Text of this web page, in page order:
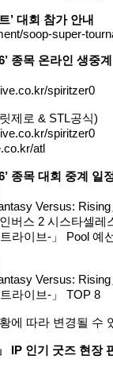
’ 대회 참가 안내
soop-super-
종목 온라인 생중
spiritzer0
제로 & STL공식)
spiritzer0
atl
종목 대회 중계 일
Versus: Rising
버스 2 시스타셀레
라이브-」 Pool 예
Versus:
라이브-」 TOP 8
에 따라 변경될 수
IP 인기 굿즈 현장